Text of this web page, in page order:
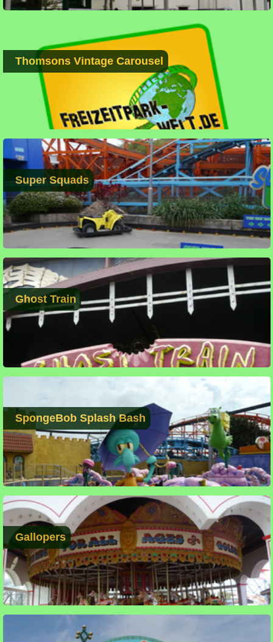
Thomsons Vintage Carousel
Super Squads
Ghost Train
SpongeBob Splash Bash
Gallopers